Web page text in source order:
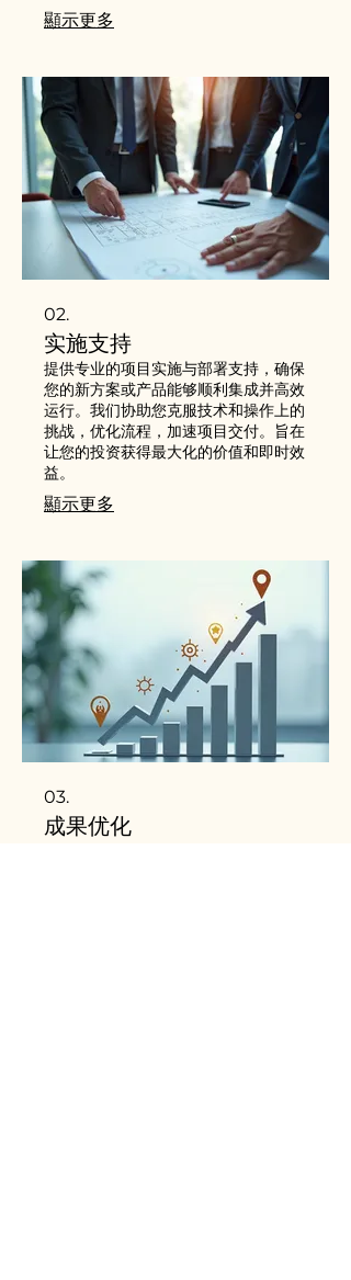
顯示更多
02.
实施支持
提供专业的项目实施与部署支持，确保
您的新方案或产品能够顺利集成并高效
运行。我们协助您克服技术和操作上的
挑战，优化流程，加速项目交付。旨在
让您的投资获得最大化的价值和即时效
益。
顯示更多
03.
成果优化